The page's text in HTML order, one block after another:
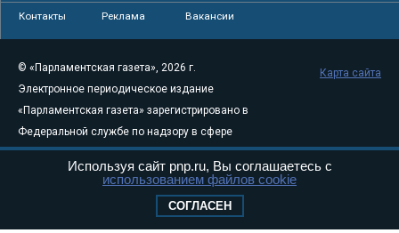
Контакты Реклама Вакансии
© «Парламентская газета», 2026 г.
Электронное периодическое издание
«Парламентская газета» зарегистрировано в
Федеральной службе по надзору в сфере
связи, информационных технологий и
массовых коммуникаций (Роскомнадзор) 05
Свидетельство о регистрации Эл № ФС77-
Карта сайта
Используя сайт pnp.ru, Вы соглашаетесь с
использованием файлов cookie
СОГЛАСЕН